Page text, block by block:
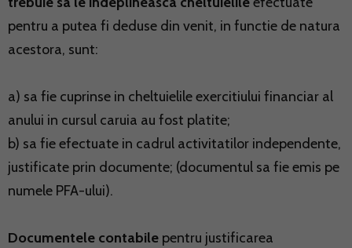
pentru a putea fi deduse din venit, in functie de natura
acestora, sunt:
a) sa fie cuprinse in cheltuielile exercitiului financiar al
anului in cursul caruia au fost platite;
b) sa fie efectuate in cadrul activitatilor independente,
justificate prin documente; (documentul sa fie emis pe
numele PFA-ului).
Documentele contabile pentru justificarea